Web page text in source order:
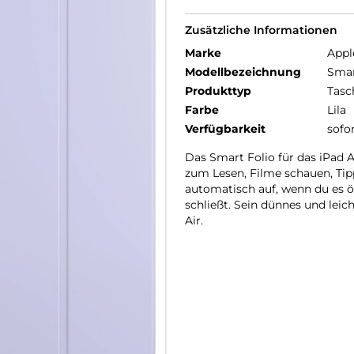
Zusätzliche Informationen
Marke
Modellbezeichnung
Produkttyp
Farbe
Lila
Verfügbarkeit
Das Smart Folio für das iPad
zum Lesen, Filme schauen,
auto­matisch auf, wenn du es
schließt. Sein dünnes und
Air.